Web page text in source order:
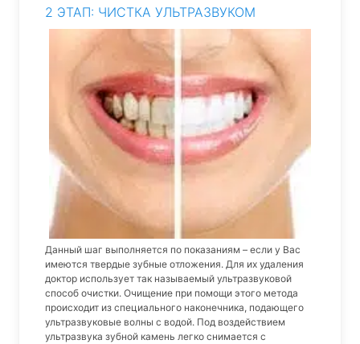
2 ЭТАП: ЧИСТКА УЛЬТРАЗВУКОМ
Данный шаг выполняется по показаниям – если у Вас
имеются твердые зубные отложения. Для их удаления
доктор использует так называемый ультразвуковой
способ очистки. Очищение при помощи этого метода
происходит из специального наконечника, подающего
ультразвуковые волны с водой. Под воздействием
ультразвука зубной камень легко снимается с